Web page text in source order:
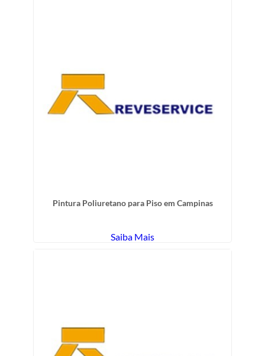
Pintura Poliuretano para Piso em Campinas
Saiba Mais